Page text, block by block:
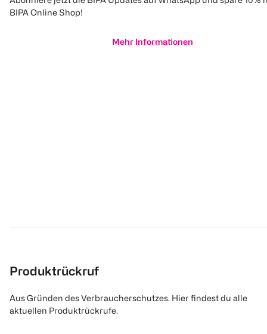
BIPA Online Shop!
Mehr Informationen
Produktrückruf
Aus Gründen des Verbraucherschutzes. Hier findest du alle
aktuellen Produktrückrufe.